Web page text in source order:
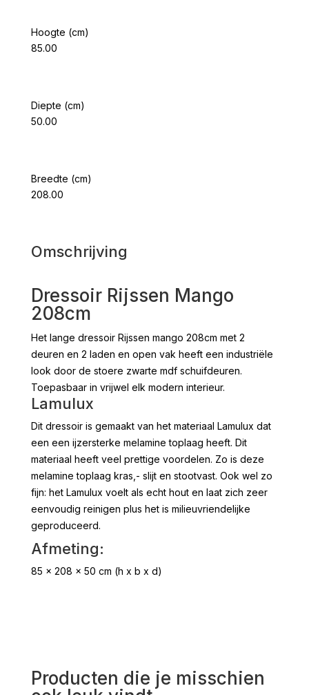
Hoogte (cm)
85.00
Diepte (cm)
50.00
Breedte (cm)
208.00
Omschrijving
Dressoir Rijssen Mango
208cm
Het lange dressoir Rijssen mango 208cm met 2
deuren en 2 laden en open vak heeft een industriële
look door de stoere zwarte mdf schuifdeuren.
Toepasbaar in vrijwel elk modern interieur.
Lamulux
Dit dressoir is gemaakt van het materiaal Lamulux dat
een een ijzersterke melamine toplaag heeft. Dit
materiaal heeft veel prettige voordelen. Zo is deze
melamine toplaag kras,- slijt en stootvast. Ook wel zo
fijn: het Lamulux voelt als echt hout en laat zich zeer
eenvoudig reinigen plus het is milieuvriendelijke
geproduceerd.
Afmeting:
85 x 208 x 50 cm (h x b x d)
Producten die je misschien